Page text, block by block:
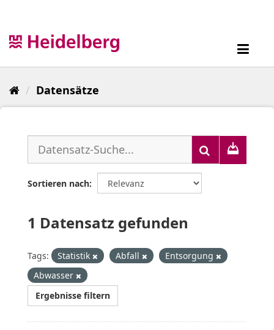
Datensätze
Sortieren nach
1 Datensatz gefunden
Tags: Statistik Abfall
Entsorgung
Abwasser
Ergebnisse filtern